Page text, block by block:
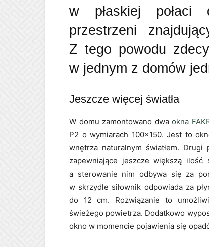
w płaskiej połaci
przestrzeni
Z tego powodu
w jednym z domów
Jeszcze więcej światła
W domu zamontowano dwaokna
P2 o wymiarach 100×150. Jest to
wnętrza naturalnym światłem. Drugi
zapewniające jeszcze większą
a sterowanie nim odbywa się za
w skrzydle siłownik odpowiada za
do 12 cm. Rozwiązanie to
świeżego powietrza. Dodatkowo
okno w momencie pojawienia się